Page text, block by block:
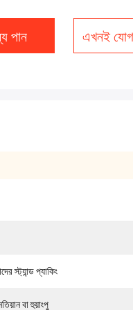
পান এখনই
স্ট্যান্ড প্যাকিং
বা হুয়াংপু